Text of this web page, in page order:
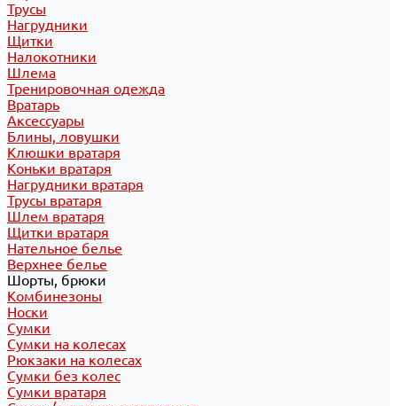
Трусы
Нагрудники
Щитки
Налокотники
Шлема
Тренировочная одежда
Вратарь
Аксессуары
Блины, ловушки
Клюшки вратаря
Коньки вратаря
Нагрудники вратаря
Трусы вратаря
Шлем вратаря
Щитки вратаря
Нательное белье
Верхнее белье
Шорты, брюки
Комбинезоны
Носки
Сумки
Сумки на колесах
Рюкзаки на колесах
Сумки без колес
Сумки вратаря